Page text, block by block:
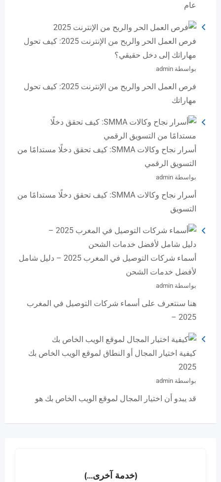
عام
فرص العمل الحر والربح من الإنترنت 2025: كيف تحول
مهاراتك إلى دخل حقيقي؟
بواسطة admin
فرص العمل الحر والربح من الإنترنت 2025: كيف تحول
مهاراتك
أسرار نجاح وكالات SMMA: كيف تحقق دخلًا مستدامًا من
التسويق الرقمي
بواسطة admin
أسرار نجاح وكالات SMMA: كيف تحقق دخلًا مستدامًا من
التسويق
أسماء شركات التوصيل في المغرب 2025 – دليل شامل
لأفضل خدمات الشحن
بواسطة admin
هنا سنتعرف على أسماء شركات التوصيل في المغرب
2025 –
كيفية اختيار المجال أو النطاق لموقع الويب الخاص بك
2025
بواسطة admin
قد يبدو أن اختيار المجال لموقع الويب الخاص بك هو
(خدمة آخرى...)